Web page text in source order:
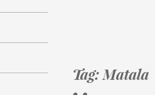
Tag: Matala